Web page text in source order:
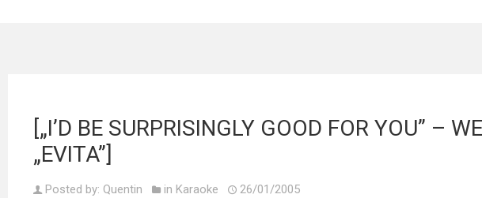
Seriale
Wszystkie
recenzje
[„I’D BE SURPRISINGLY GOOD FOR YOU” –
„EVITA”]
Posted by: Quentin in Karaoke 26/01/2005